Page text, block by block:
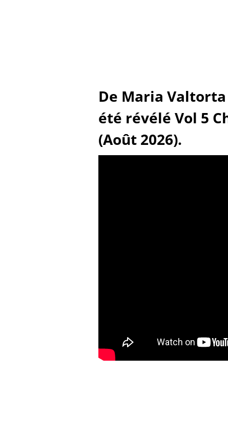
De Maria
été révélé Vol 5
(Août 2026).